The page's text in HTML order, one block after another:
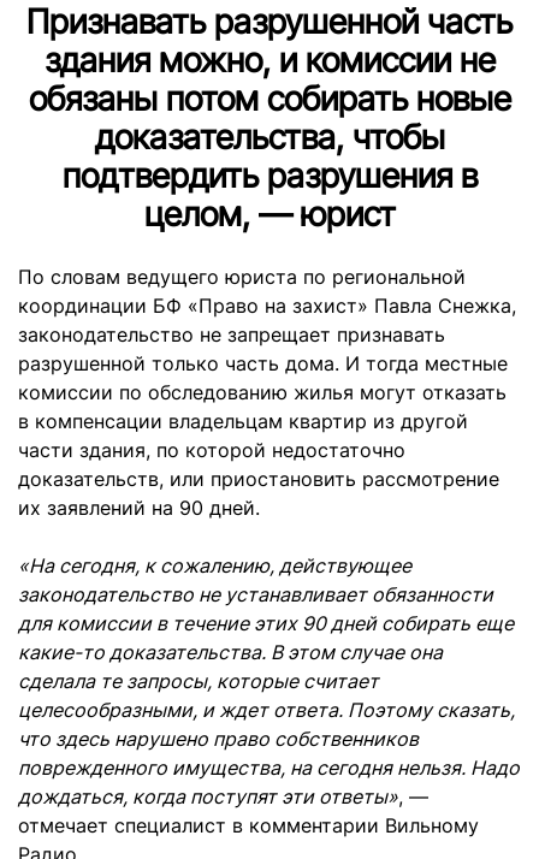
Признавать разрушенной часть
здания можно, и комиссии не
обязаны потом собирать новые
доказательства, чтобы
подтвердить разрушения в
целом, — юрист
По словам ведущего юриста по региональной
координации БФ «Право на захист» Павла Снежка,
законодательство не запрещает признавать
разрушенной только часть дома. И тогда местные
комиссии по обследованию жилья могут отказать
в компенсации владельцам квартир из другой
части здания, по которой недостаточно
доказательств, или приостановить рассмотрение
их заявлений на 90 дней.
«На сегодня, к сожалению, действующее
законодательство не устанавливает обязанности
для комиссии в течение этих 90 дней собирать еще
какие-то доказательства. В этом случае она
сделала те запросы, которые считает
целесообразными, и ждет ответа. Поэтому сказать,
что здесь нарушено право собственников
поврежденного имущества, на сегодня нельзя. Надо
дождаться, когда поступят эти ответы», —
отмечает специалист в комментарии Вильному
Радио.